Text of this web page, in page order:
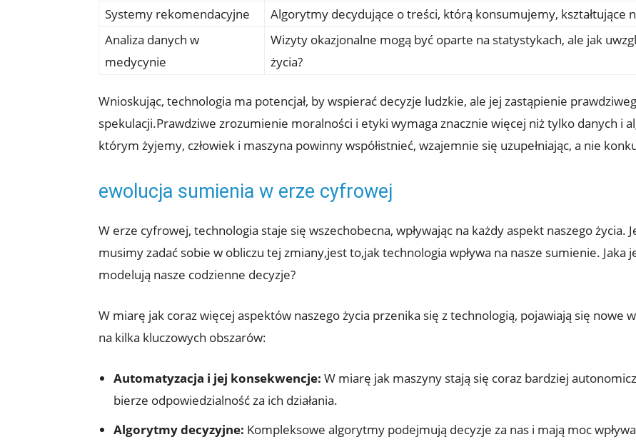
Systemy rekomendacyjne
Algorytmy decydujące o treści, którą konsumujemy, kształtujące
Analiza danych w
medycynie
Wizyty okazjonalne mogą być oparte na statystykach, ale jak
życia?
Wnioskując, technologia ma potencjał, by wspierać decyzje ludzkie, ale jej zastąpienie
spekulacji.Prawdziwe zrozumienie moralności i etyki wymaga znacznie więcej niż tylko danych i
którym żyjemy, człowiek i maszyna powinny współistnieć, wzajemnie się uzupełniając, a nie
ewolucja sumienia w erze cyfrowej
W erze cyfrowej, technologia staje się wszechobecna, wpływając na każdy aspekt naszego życia.
musimy zadać sobie w obliczu tej zmiany,jest to,jak technologia wpływa na nasze sumienie.
modelują nasze codzienne decyzje?
W miarę jak coraz więcej aspektów naszego życia przenika się z technologią, pojawiają się nowe
na kilka kluczowych obszarów:
Automatyzacja i jej konsekwencje: W miarę jak maszyny stają się coraz bardziej
bierze odpowiedzialność za ich działania.
Algorytmy decyzyjne: Kompleksowe algorytmy podejmują decyzje za nas i mają moc